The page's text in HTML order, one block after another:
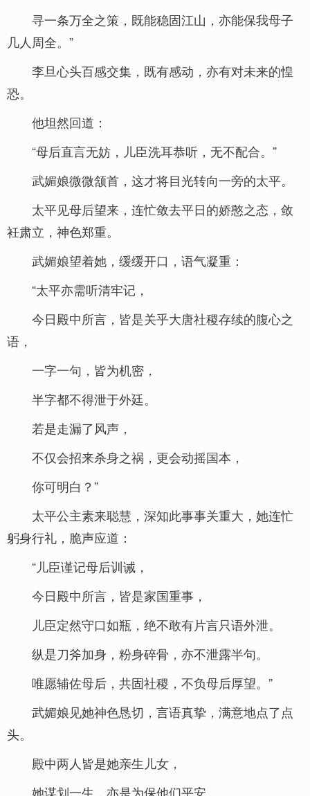
寻一条万全之策，既能稳固江山，亦能保我母子
几人周全。”
李旦心头百感交集，既有感动，亦有对未来的惶
恐。
他坦然回道：
“母后直言无妨，儿臣洗耳恭听，无不配合。”
武媚娘微微颔首，这才将目光转向一旁的太平。
太平见母后望来，连忙敛去平日的娇憨之态，敛
衽肃立，神色郑重。
武媚娘望着她，缓缓开口，语气凝重：
“太平亦需听清牢记，
今日殿中所言，皆是关乎大唐社稷存续的腹心之
语，
一字一句，皆为机密，
半字都不得泄于外廷。
若是走漏了风声，
不仅会招来杀身之祸，更会动摇国本，
你可明白？”
太平公主素来聪慧，深知此事事关重大，她连忙
躬身行礼，脆声应道：
“儿臣谨记母后训诫，
今日殿中所言，皆是家国重事，
儿臣定然守口如瓶，绝不敢有片言只语外泄。
纵是刀斧加身，粉身碎骨，亦不泄露半句。
唯愿辅佐母后，共固社稷，不负母后厚望。”
武媚娘见她神色恳切，言语真挚，满意地点了点
头。
殿中两人皆是她亲生儿女，
她谋划一生，亦是为保他们平安。